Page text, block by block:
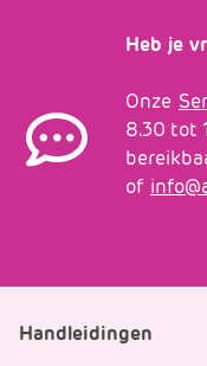
Heb je
Onze
8.30 tot
of
Handleidingen